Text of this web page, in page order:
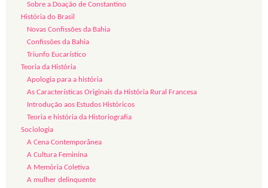
Sobre a Doação de Constantino
História do Brasil
Novas Confissões da Bahia
Confissões da Bahia
Triunfo Eucarístico
Teoria da História
Apologia para a história
As Características Originais da História Rural Francesa
Introdução aos Estudos Históricos
Teoria e história da Historiografia
Sociologia
A Cena Contemporânea
A Cultura Feminina
A Memória Coletiva
A mulher delinquente